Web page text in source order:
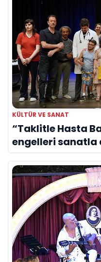
KÜLTÜR VE SANAT
“Taklitle Hasta
engelleri sanatla